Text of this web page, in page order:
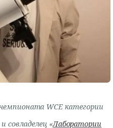
WCE категории
совладелец «Лаборатории